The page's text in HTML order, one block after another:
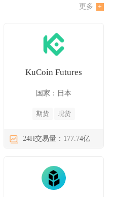
更多
KuCoin Futures
国家：日本
期货 现货
24H交易量：177.74亿